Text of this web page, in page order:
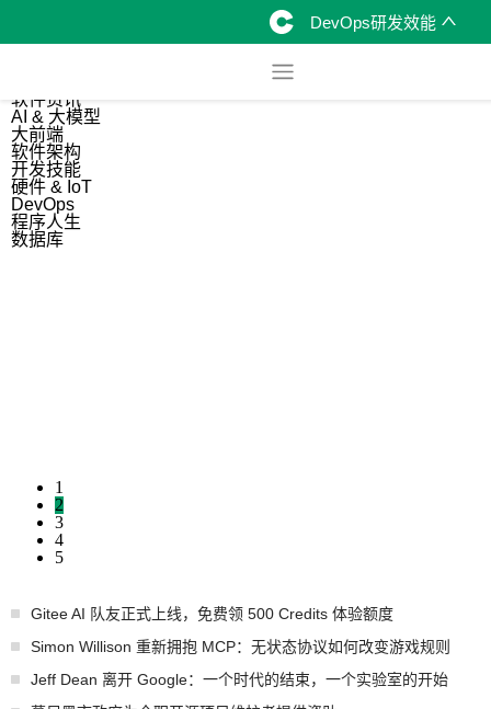
DevOps研发效能
软件资讯
AI & 大模型
大前端
软件架构
开发技能
硬件 & IoT
DevOps
程序人生
数据库
1
2
3
4
5
Gitee AI 队友正式上线，免费领 500 Credits 体验额度
Simon Willison 重新拥抱 MCP：无状态协议如何改变游戏规则
Jeff Dean 离开 Google：一个时代的结束，一个实验室的开始